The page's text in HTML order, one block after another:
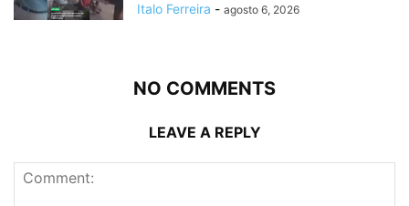
Italo Ferreira - agosto 6, 2026
NO COMMENTS
LEAVE A REPLY